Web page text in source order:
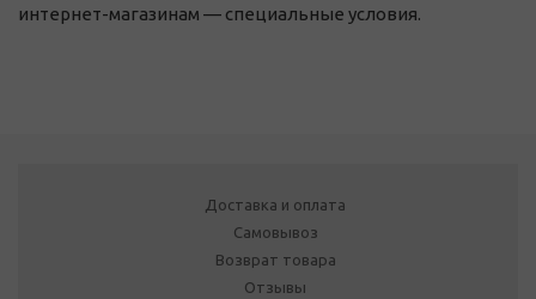
интернет-магазинам — специальные условия.
Доставка и оплата
Самовывоз
Возврат товара
Отзывы